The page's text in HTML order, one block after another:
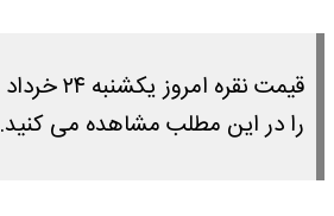
را در این مطلب مشاهده می کنید.